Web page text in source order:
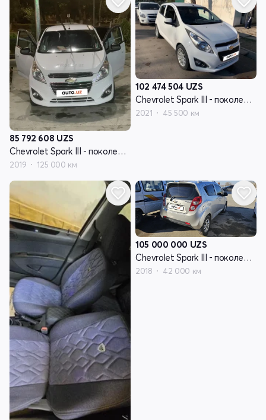
85 792 608 UZS
Chevrolet Spark III - поколение
2019 125 000 км
102 474 504 UZS
Chevrolet Spark III - поколение
2021 45 500 км
105 000 000 UZS
Chevrolet Spark III - поколение
2018 42 000 км